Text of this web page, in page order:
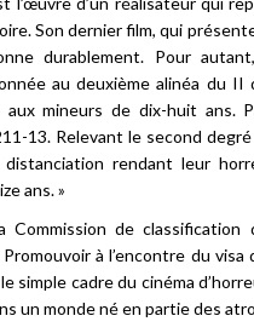
Son dernier film, qui
durablement. Pour autant,
au deuxième alinéa du II
mineurs de dix-huit ans.
13. Relevant le second
rendant leur
ans. »
Commission de
à l’encontre du
simple cadre du cinéma
un monde né en partie des